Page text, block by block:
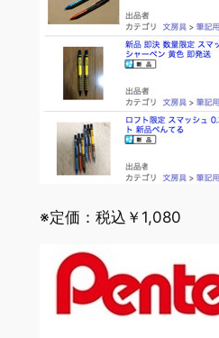
※定価：税込￥1,080